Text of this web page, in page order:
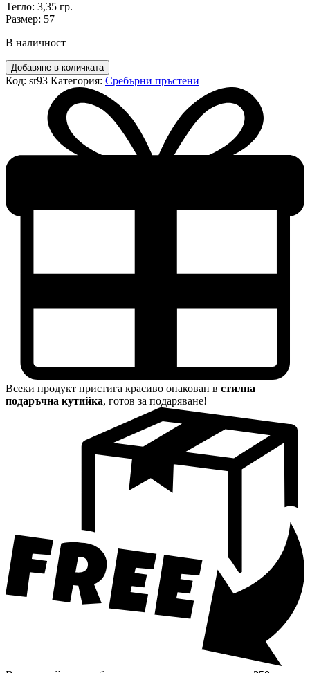
Тегло: 3,35 гр.
Размер: 57
В наличност
количество
за
Добавяне в количката
Код: sr93 Категория: Сребърни пръстени
Всеки продукт пристига красиво опакован в стилна
подаръчна кутийка, готов за подаряване!